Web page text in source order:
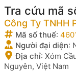
Tra cứu mã
Công Ty TNHH
Mã số thuế:
Người đại diện:
Địa chỉ: Xóm
Nguyên, Việt Nam